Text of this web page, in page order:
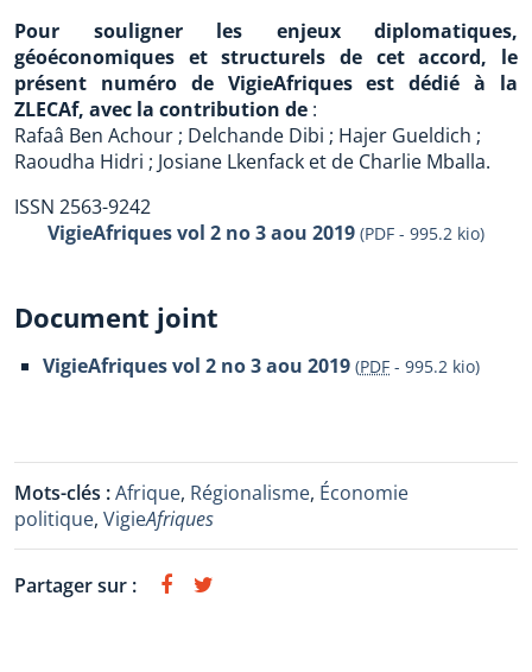
Pour souligner les enjeux diplomatiques,
géoéconomiques et structurels de cet accord, le
présent numéro de VigieAfriques est dédié à la
ZLECAf, avec la contribution de :
Rafaâ Ben Achour ; Delchande Dibi ; Hajer Gueldich ;
Raoudha Hidri ; Josiane Lkenfack et de Charlie Mballa.
ISSN 2563-9242
VigieAfriques vol 2 no 3 aou 2019 (PDF - 995.2 kio)
Document joint
VigieAfriques vol 2 no 3 aou 2019 (PDF - 995.2 kio)
Mots-clés :Afrique, Régionalisme, Économie
politique, VigieAfriques
Partager sur :